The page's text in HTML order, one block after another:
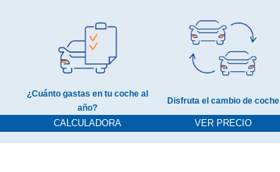
¿Cuánto gastas en tu coche al
año?
CALCULADORA
Disfruta el cambio de coche
VER PRECIO